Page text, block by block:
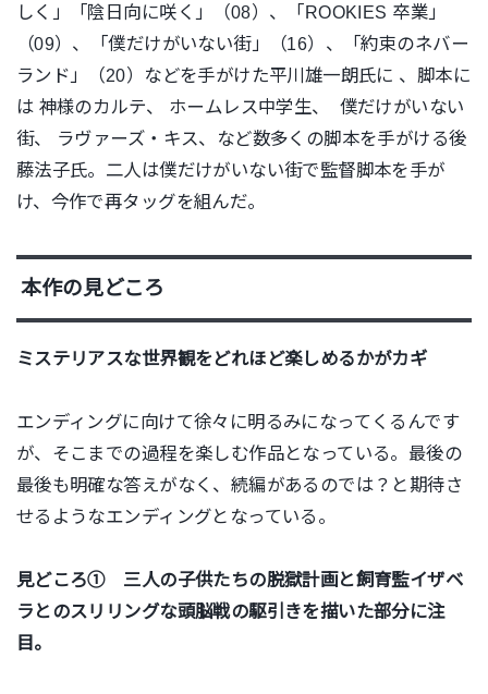
しく」「陰日向に咲く」（08）、「ROOKIES 卒業」
（09）、「僕だけがいない街」（16）、「約束のネバー
ランド」（20）などを手がけた平川雄一朗氏に 、 脚本に
は 神様のカルテ、 ホームレス中学生、
僕だけがいない
街、 ラヴァーズ・キス 、など数多くの脚本を手がける後
藤法子氏。二人は僕だけがいない街で監督脚本を手が
け、今作で再タッグを組んだ。
本作の見どころ
ミステリアスな世界観をどれほど楽しめるかがカギ
エンディングに向けて徐々に明るみになってくるんです
が、そこまでの過程を楽しむ作品となっている。最後の
最後も明確な答えがなく、 続編があるのでは？と期待さ
せるようなエンディングとなっている。
見どころ① 三人の子供たちの脱獄計画と飼育監イザベ
ラとのスリリングな頭脳戦の駆引きを描いた部分に注
目。